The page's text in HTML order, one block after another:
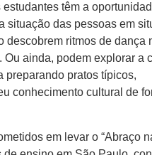
estudantes têm a
situação das pessoas em
descobrem ritmos de dança
Ou ainda, podem explorar a
preparando pratos típicos,
conhecimento cultural de
em levar o “Abraço